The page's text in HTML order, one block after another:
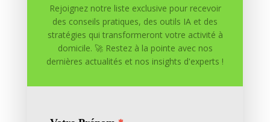
0 commentaires
Rejoignez notre liste exclusive pour recevoir
des conseils pratiques, des outils IA et des
stratégies qui transformeront votre activité à
domicile. 🚀 Restez à la pointe avec nos
dernières actualités et nos insights d'experts !